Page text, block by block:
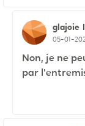
glajoie
05-01-
Non, je ne
par